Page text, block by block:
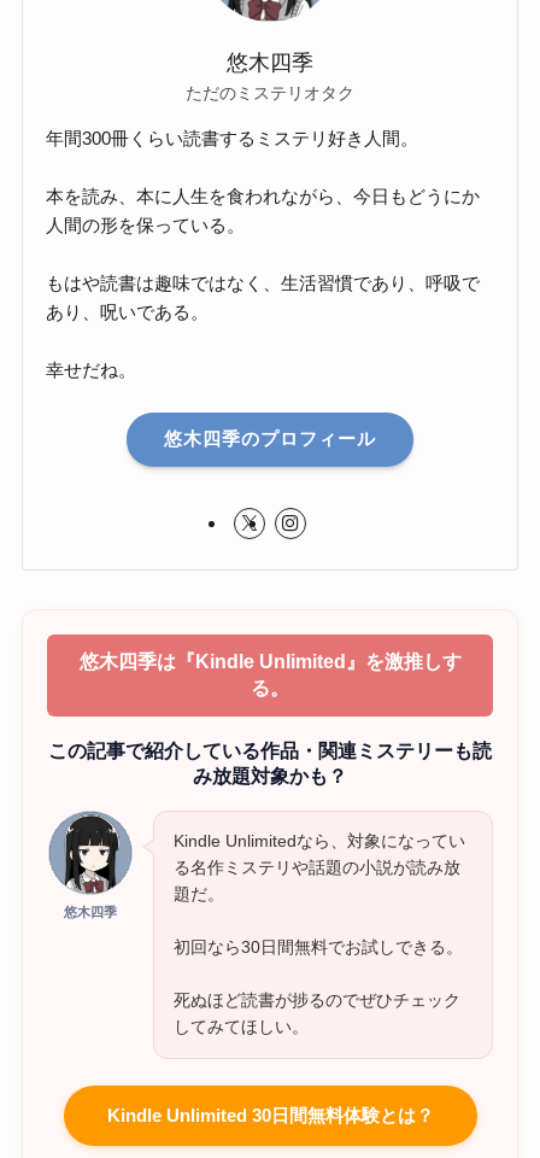
悠木四季
ただのミステリオタク
年間300冊くらい読書するミステリ好き人間。
本を読み、本に人生を食われながら、今日もどうにか
人間の形を保っている。
もはや読書は趣味ではなく、生活習慣であり、呼吸で
あり、呪いである。
幸せだね。
悠木四季のプロフィール
悠木四季は『Kindle Unlimited』を激推しす
る。
この記事で紹介している作品・関連ミステリーも読
み放題対象かも？
悠木四季
Kindle Unlimitedなら、対象になってい
る名作ミステリや話題の小説が読み放
題だ。
初回なら30日間無料でお試しできる。
死ぬほど読書が捗るのでぜひチェック
してみてほしい。
Kindle Unlimited 30日間無料体験とは？